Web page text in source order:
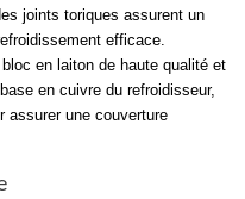
joints toriques assurent un
efficace.
en laiton de haute qualité et
en cuivre du refroidisseur,
assurer une couverture